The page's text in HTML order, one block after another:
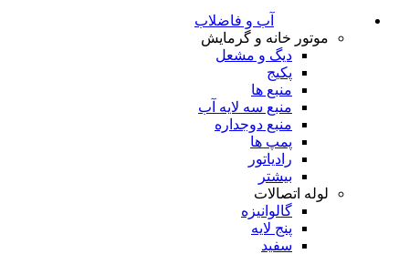
آب و فاضلاب
موتور خانه و گرمایش
دیگ و مشعل
پکیج
منبع ها
منبع سه لایه آب
منبع دوجداره
پمپ ها
رادیاتور
بیشتر
لوله اتصالات
گالوانیزه
پنج لایه
سفید